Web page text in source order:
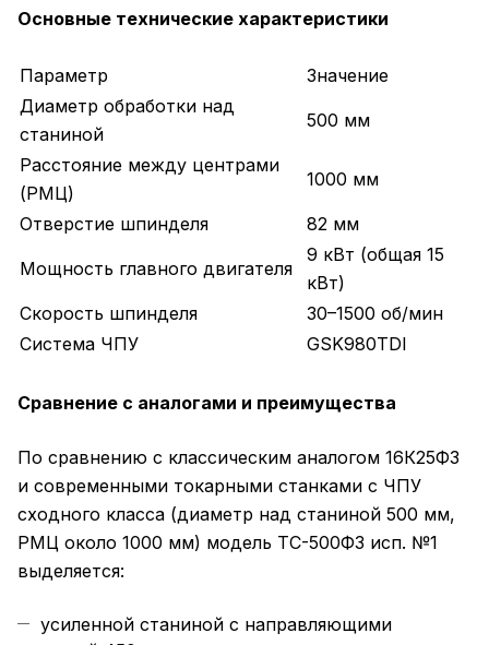
Основные технические характеристики
Параметр
Значение
Диаметр обработки над
станиной
500 мм
Расстояние между центрами
(РМЦ)
1000 мм
Отверстие шпинделя 82 мм
Мощность главного двигателя
9 кВт (общая 15
кВт)
Скорость шпинделя
30–1500 об/мин
Система ЧПУ
GSK980TDI
Сравнение с аналогами и преимущества
По сравнению с классическим аналогом 16К25Ф3
и современными токарными станками с ЧПУ
сходного класса (диаметр над станиной 500 мм,
РМЦ около 1000 мм) модель ТС-500Ф3 исп. №1
выделяется:
усиленной станиной с направляющими